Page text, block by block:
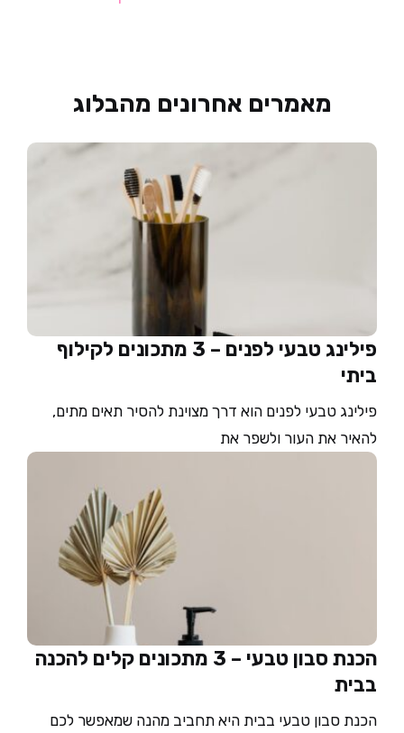
מאמרים אחרונים מהבלוג
פילינג טבעי לפנים – 3 מתכונים לקילוף
ביתי
פילינג טבעי לפנים הוא דרך מצוינת להסיר תאים מתים,
להאיר את העור ולשפר את
הכנת סבון טבעי – 3 מתכונים קלים להכנה
בבית
הכנת סבון טבעי בבית היא תחביב מהנה שמאפשר לכם